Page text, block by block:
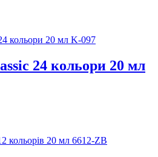
24 кольори 20 мл